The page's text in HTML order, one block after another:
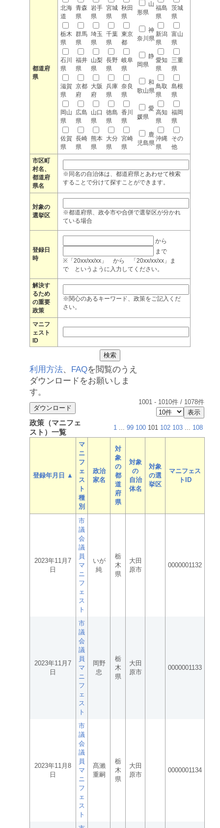
都道府
県
北海
道
青森
県
岩手
県
宮城
県
秋田
県
山
形県
福島
県
茨城
県
栃木
県
群馬
県
埼玉
県
千葉
県
東京
都
神
奈川県
新潟
県
富山
県
石川
県
福井
県
山梨
県
長野
県
岐阜
県
静
岡県
愛知
県
三重
県
滋賀
県
京都
府
大阪
府
兵庫
県
奈良
県
和
歌山県
鳥取
県
島根
県
岡山
県
広島
県
山口
県
徳島
県
香川
県
愛
媛県
高知
県
福岡
県
佐賀
県
長崎
県
熊本
県
大分
県
宮崎
県
鹿
児島県
沖縄
県
その
他
市区町
村名、
都道府
県名
※同名の自治体は、都道府県とあわせて検索
することで分けて探すことができます。
対象の
選挙区
※都道府県、政令市や合併で選挙区が分かれ
ている場合
登録日
時
から
まで
※「20xx/xx/xx」 から 「20xx/xx/xx」ま
で というように入力してください。
解決す
るため
の重要
政策
※関心のあるキーワード、政策をご記入くだ
さい。
マニフ
ェスト
ID
利用方法、 FAQを閲覧のうえ
ダウンロードをお願いしま
す。
1001 - 1010件 / 1078件
政策（マニフェ
スト）一覧
1 ... 99 100 101 102 103 ... 108
登録年月日 ▲
マ
ニ
フ
ェ
ス
ト
種
別
政治
家名
対
象
の
都
道
府
県
対象
の
自治
体名
対象
の選
挙区
マニフェス
トID
2023年11月7
日
市
議
会
議
員
マ
ニ
フ
ェ
ス
ト
いが
純
栃
木
県
大田
原市
0000001132
2023年11月7
日
市
議
会
議
員
マ
ニ
フ
ェ
ス
ト
岡野
忠
栃
木
県
大田
原市
0000001133
2023年11月8
日
市
議
会
議
員
マ
ニ
フ
ェ
ス
ト
髙瀨
重嗣
栃
木
県
大田
原市
0000001134